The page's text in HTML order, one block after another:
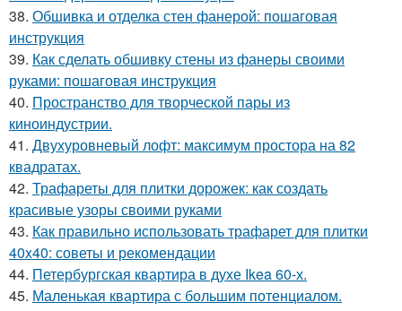
38. Обшивка и отделка стен фанерой: пошаговая
инструкция
39. Как сделать обшивку стены из фанеры своими
руками: пошаговая инструкция
40. Пространство для творческой пары из
киноиндустрии.
41. Двухуровневый лофт: максимум простора на 82
квадратах.
42. Трафареты для плитки дорожек: как создать
красивые узоры своими руками
43. Как правильно использовать трафарет для плитки
40x40: советы и рекомендации
44. Петербургская квартира в духе Ikea 60-х.
45. Маленькая квартира с большим потенциалом.